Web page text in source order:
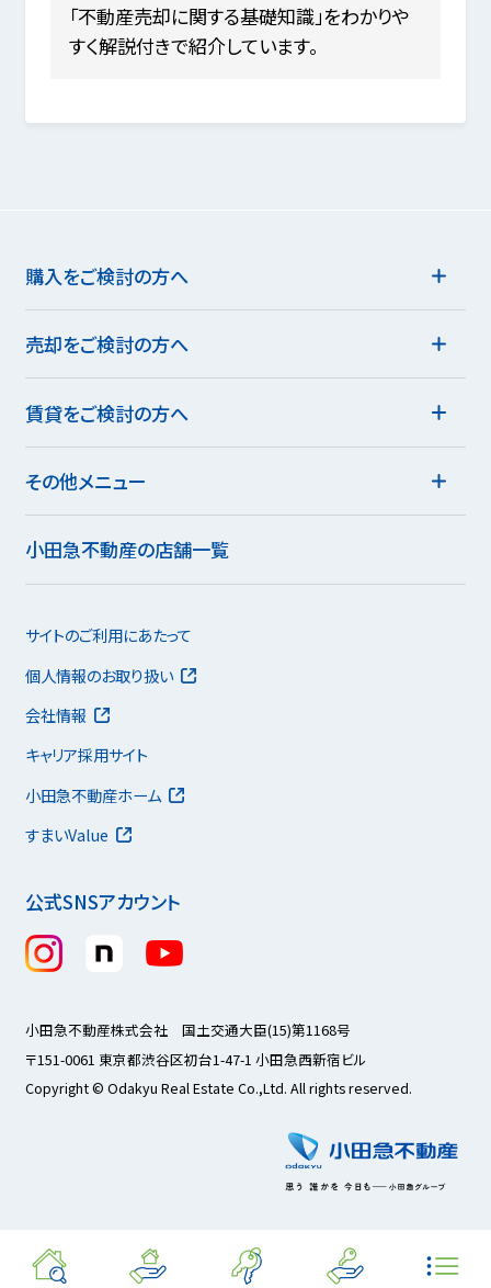
「不動産売却に関する基礎知識」をわかりや
すく解説付きで紹介しています。
購入をご検討の方へ
売却をご検討の方へ
賃貸をご検討の方へ
その他メニュー
小田急不動産の店舗一覧
公式SNSアカウント
サイトのご利用にあたって
個人情報のお取り扱い
会社情報
キャリア採用サイト
小田急不動産ホーム
すまいValue
小田急不動産株式会社 国土交通大臣(15)第1168号
〒151-0061 東京都渋谷区初台1-47-1 小田急西新宿ビル
Copyright © Odakyu Real Estate Co.,Ltd. All rights reserved.